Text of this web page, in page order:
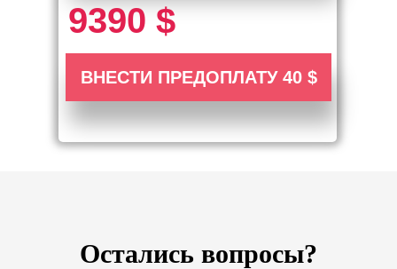
ВНЕСТИ ПРЕДОПЛАТУ 40 $
9390 $
Остались вопросы?